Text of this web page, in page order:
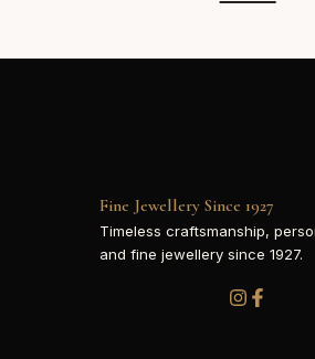
Fine Jewellery Since 1927
Timeless craftsmanship,
and fine jewellery since 1927.